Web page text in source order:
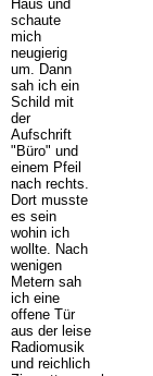
Haus und
schaute
mich
neugierig
um. Dann
sah ich ein
Schild mit
der
Aufschrift
"Büro" und
einem Pfeil
nach rechts.
Dort musste
es sein
wohin ich
wollte. Nach
wenigen
Metern sah
ich eine
offene Tür
aus der leise
Radiomusik
und reichlich